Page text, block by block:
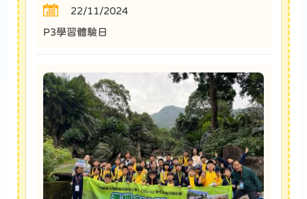
22/11/2024
P3學習體驗日